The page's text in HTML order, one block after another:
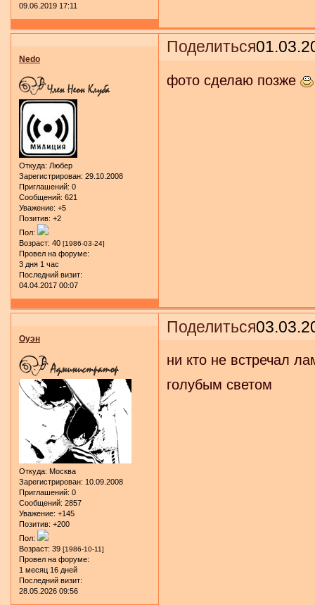
09.06.2019 17:11
Поделиться
Nedo
Откуда: Любер
Зарегистрирован: 29.10.2008
Приглашений: 0
Сообщений: 621
Уважение: +5
Позитив: +2
Пол:
Возраст: 40 [1986-03-24]
Провел на форуме:
3 дня 1 час
Последний визит:
04.04.2017 00:07
фото сделаю позже
Поделиться
Оуэн
Откуда: Москва
Зарегистрирован: 10.09.2008
Приглашений: 0
Сообщений: 2857
Уважение: +145
Позитив: +200
Пол:
Возраст: 39 [1986-10-11]
Провел на форуме:
1 месяц 16 дней
Последний визит:
28.05.2026 09:56
ни кто не встречал
голубым светом